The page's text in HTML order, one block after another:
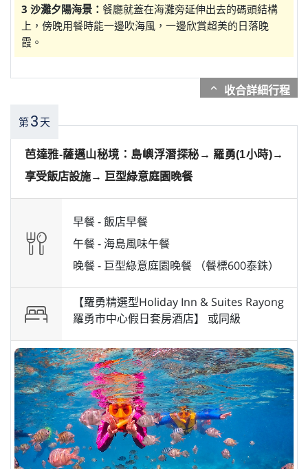
3 沙灘夕陽海景： 餐廳就蓋在海灘旁延伸出去的碼頭結構
上，傍晚用餐時能一邊吹海風，一邊欣賞超美的日落晚
霞。
expand_more
第3 天
芭達雅-薩邁山秘境：島嶼浮潛探秘→ 羅勇(1小時)→
享受飯店設施→ 巨型綠意庭園晚餐
早餐 -飯店早餐
午餐 - 海島風味午餐
晚餐 - 巨型綠意庭園晚餐 （餐標600泰銖）
【羅勇精選型Holiday Inn & Suites Rayong
羅勇市中心假日套房酒店】 或同級